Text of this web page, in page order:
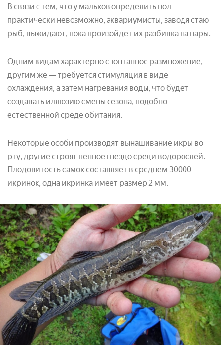
В связи с тем, что у мальков определить пол
практически невозможно, аквариумисты, заводя стаю
рыб, выжидают, пока произойдет их разбивка на пары.
Одним видам характерно спонтанное размножение,
другим же — требуется стимуляция в виде
охлаждения, а затем нагревания воды, что будет
создавать иллюзию смены сезона, подобно
естественной среде обитания.
Некоторые особи производят вынашивание икры во
рту, другие строят пенное гнездо среди водорослей.
Плодовитость самок составляет в среднем 30000
икринок, одна икринка имеет размер 2 мм.